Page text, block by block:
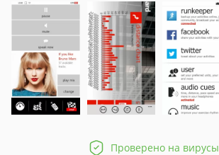
Проверено на вирусы